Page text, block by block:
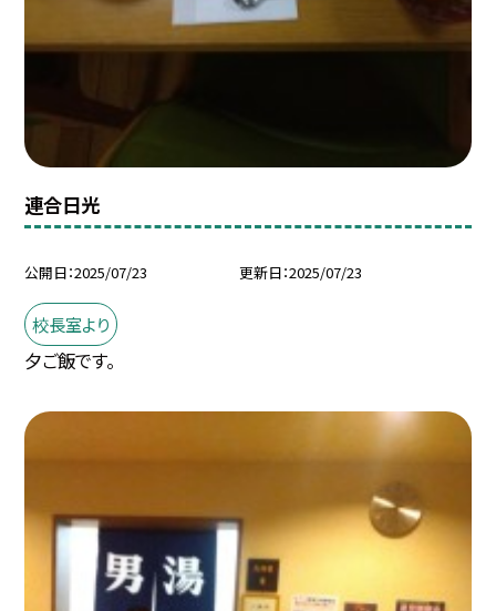
連合日光
公開日 2025/07/23 更新日 2025/07/23
校長室より
夕ご飯です。